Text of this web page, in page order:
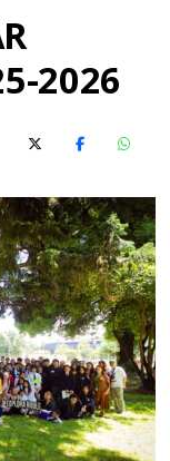
2026
X (Twitter)Facebook